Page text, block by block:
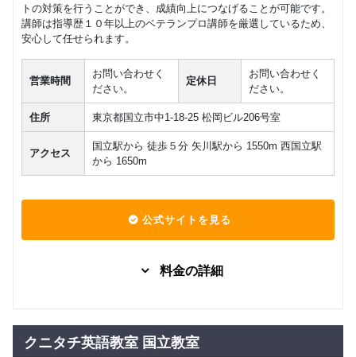
トの対策を行うことができ、成績向上につなげることが可能です。
講師は指導歴１０年以上のベテランプロ講師を厳選しているため、
安心して任せられます。
営業時間
お問い合わせく
ださい。
定休日
お問い合わせく
ださい。
住所 東京都国立市中1-18-25 松岡ビル206号室
アクセス
国立駅から 徒歩５分 矢川駅から 1550m 西国立駅
から 1650m
公式サイトを見る
料金の詳細
生コース
12,925円(税込) / 月
回数：4 / 1セッション60分
クニタチ英語教室 国立教室